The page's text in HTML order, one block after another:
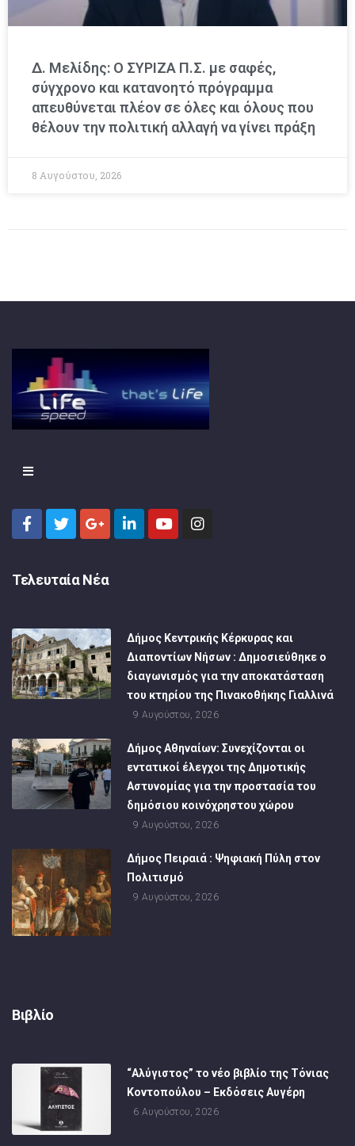
Δ. Μελίδης: Ο ΣΥΡΙΖΑ Π.Σ. με σαφές,
σύγχρονο και κατανοητό πρόγραμμα
απευθύνεται πλέον σε όλες και όλους που
θέλουν την πολιτική αλλαγή να γίνει πράξη
8 Αυγούστου, 2026
Τελευταία Νέα
Δήμος Κεντρικής Κέρκυρας και
Διαποντίων Νήσων : Δημοσιεύθηκε ο
διαγωνισμός για την αποκατάσταση
του κτηρίου της Πινακοθήκης Γιαλλινά
9 Αυγούστου, 2026
Δήμος Αθηναίων: Συνεχίζονται οι
εντατικοί έλεγχοι της Δημοτικής
Αστυνομίας για την προστασία του
δημόσιου κοινόχρηστου χώρου
9 Αυγούστου, 2026
Δήμος Πειραιά : Ψηφιακή Πύλη στον
Πολιτισμό
9 Αυγούστου, 2026
Βιβλίο
“Αλύγιστος” το νέο βιβλίο της Τόνιας
Κοντοπούλου – Εκδόσεις Αυγέρη
6 Αυγούστου, 2026